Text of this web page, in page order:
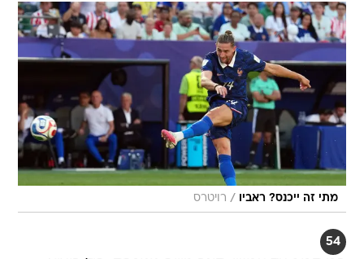
מתי זה ייכנס? ראביו / רויטרס
54